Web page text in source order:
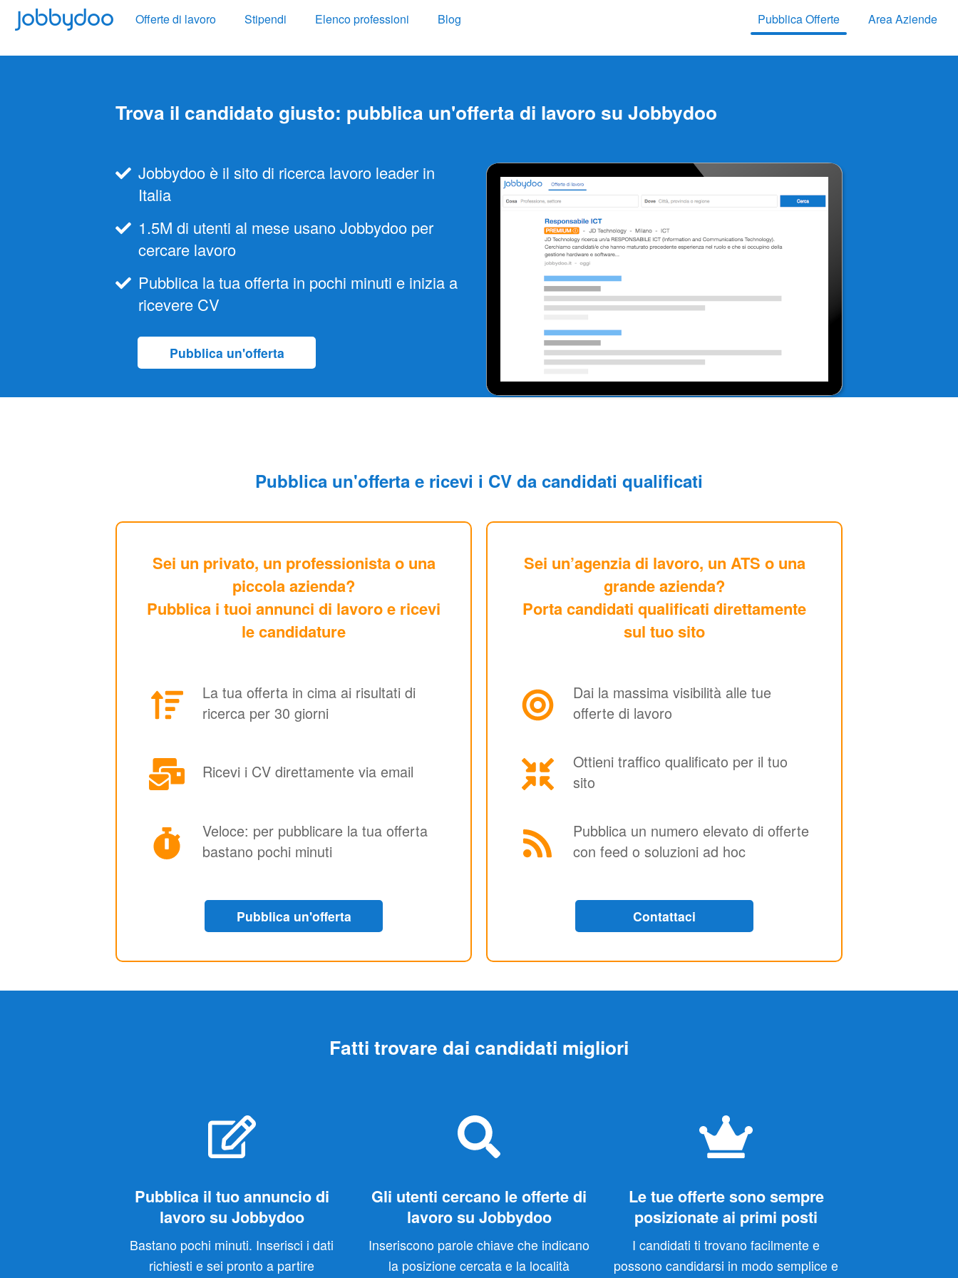
Jobbydoo Offerte di lavoro Stipendi Elenco professioni Blog Pubblica Offerte Area Aziende
Trova il candidato giusto: pubblica un'offerta di lavoro su Jobbydoo
Jobbydoo è il sito di ricerca lavoro leader in
Italia
1.5M di utenti al mese usano Jobbydoo per
cercare lavoro
Pubblica la tua offerta in pochi minuti e inizia a
ricevere CV
Pubblica un'offerta e ricevi i CV da candidati qualificati
Sei un privato, un professionista o una
piccola azienda?
Pubblica i tuoi annunci di lavoro e ricevi
le candidature
La tua offerta in cima ai risultati di
ricerca per 30 giorni
Ricevi i CV direttamente via email
Veloce: per pubblicare la tua offerta
bastano pochi minuti
Sei un’agenzia di lavoro, un ATS o una
grande azienda?
Porta candidati qualificati direttamente
sul tuo sito
Dai la massima visibilità alle tue
offerte di lavoro
Ottieni traffico qualificato per il tuo
sito
Pubblica un numero elevato di offerte
con feed o soluzioni ad hoc
Fatti trovare dai candidati migliori
Pubblica il tuo annuncio di
lavoro su Jobbydoo
Bastano pochi minuti. Inserisci i dati
richiesti e sei pronto a partire
Gli utenti cercano le offerte di
lavoro su Jobbydoo
Inseriscono parole chiave che indicano
la posizione cercata e la località
Le tue offerte sono sempre
posizionate ai primi posti
I candidati ti trovano facilmente e
possono candidarsi in modo semplice e